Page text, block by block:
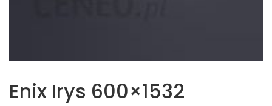
Enix Irys 600×1532